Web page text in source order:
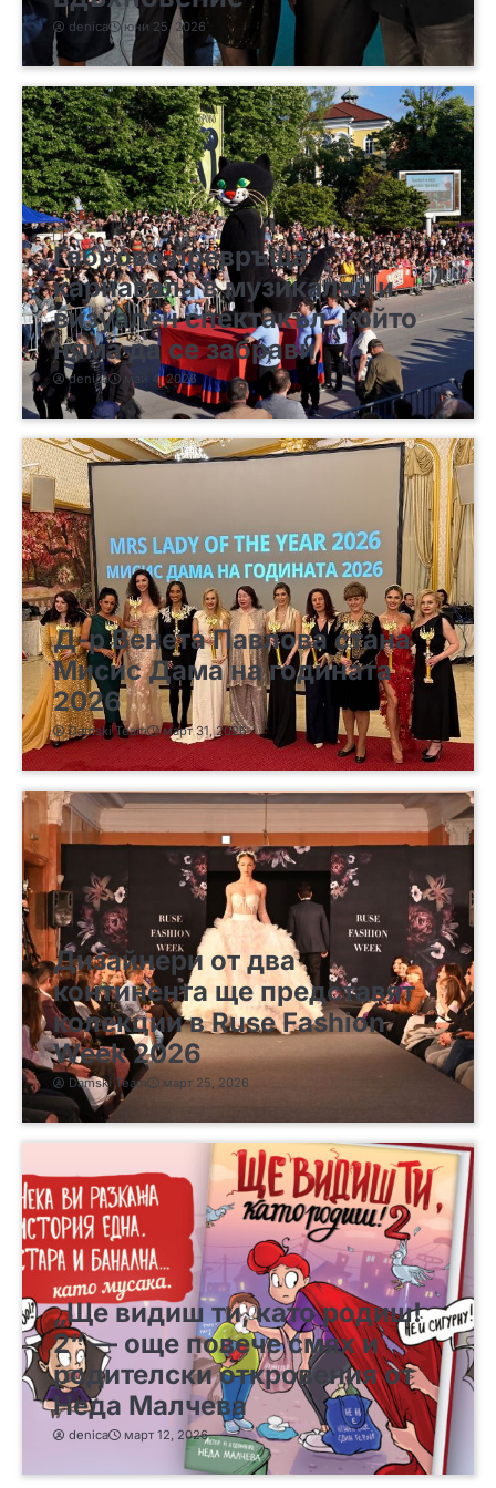
denica юни 25, 2026
Габрово превръща
карнавала в музикален и
визуален спектакъл, който
няма да се забрави
denica май 4, 2026
Д-р Венета Павлова стана
Мисис Дама на годината
2026
Damski Team март 31, 2026
Дизайнери от два
континента ще представят
колекции в Ruse Fashion
Week 2026
Damski Team март 25, 2026
„Ще видиш ти, като родиш!
2“ — още повече смях и
родителски откровения от
Неда Малчева
denica март 12, 2026